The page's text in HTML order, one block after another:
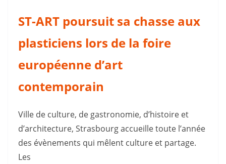
ST-ART poursuit sa chasse aux
plasticiens lors de la foire
européenne d’art
contemporain
Ville de culture, de gastronomie, d’histoire et
d’architecture, Strasbourg accueille toute l’année
des évènements qui mêlent culture et partage.
Les